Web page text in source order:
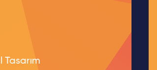
Tasarım